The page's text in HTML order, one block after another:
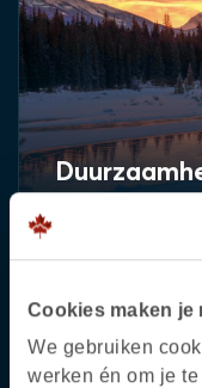
Cookies maken je
We gebruiken
werken én om je